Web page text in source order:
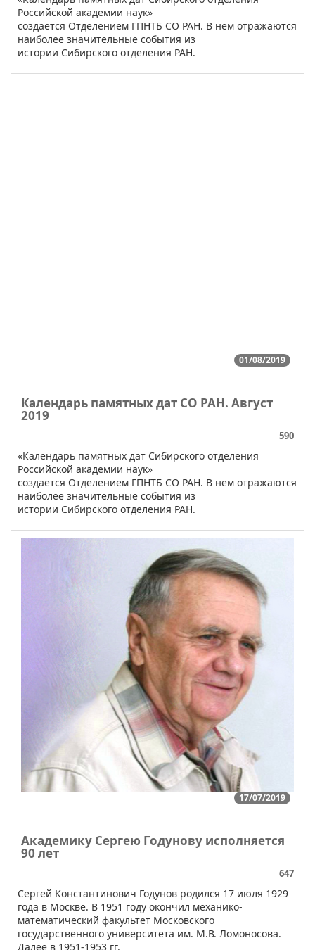
Российской академии наук»
создается Отделением ГПНТБ СО РАН. В нем отражаются
наиболее значительные события из
истории Сибирского отделения РАН.
01/08/2019
Календарь памятных дат СО РАН. Август
2019
590
​«Календарь памятных дат Сибирского отделения
Российской академии наук»
создается Отделением ГПНТБ СО РАН. В нем отражаются
наиболее значительные события из
истории Сибирского отделения РАН.
17/07/2019
Академику Сергею Годунову исполняется
90 лет
647
Сергей Константинович Годунов родился 17 июля 1929
года в Москве. В 1951 году окончил механико-
математический факультет Московского
государственного университета им. М.В. Ломоносова.
Далее в 1951-1953 гг.